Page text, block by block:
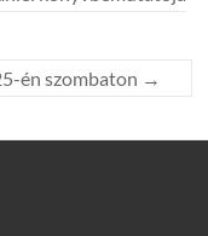
én szombaton →